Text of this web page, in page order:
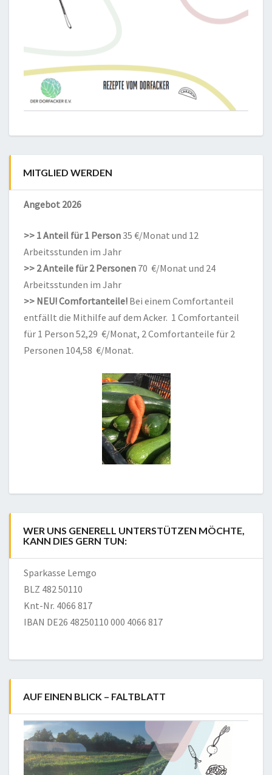
MITGLIED WERDEN
Angebot 2026
>> 1 Anteil für 1 Person 35 €/Monat und 12
Arbeitsstunden im Jahr
>> 2 Anteile für 2 Personen 70 €/Monat und 24
Arbeitsstunden im Jahr
>> NEU! Comfortanteile! Bei einem Comfortanteil
entfällt die Mithilfe auf dem Acker. 1 Comfortanteil
für 1 Person 52,29 €/Monat, 2 Comfortanteile für 2
Personen 104,58 €/Monat.
WER UNS GENERELL UNTERSTÜTZEN MÖCHTE,
KANN DIES GERN TUN:
Sparkasse Lemgo
BLZ 482 50110
Knt-Nr. 4066 817
IBAN DE26 48250110 000 4066 817
AUF EINEN BLICK – FALTBLATT